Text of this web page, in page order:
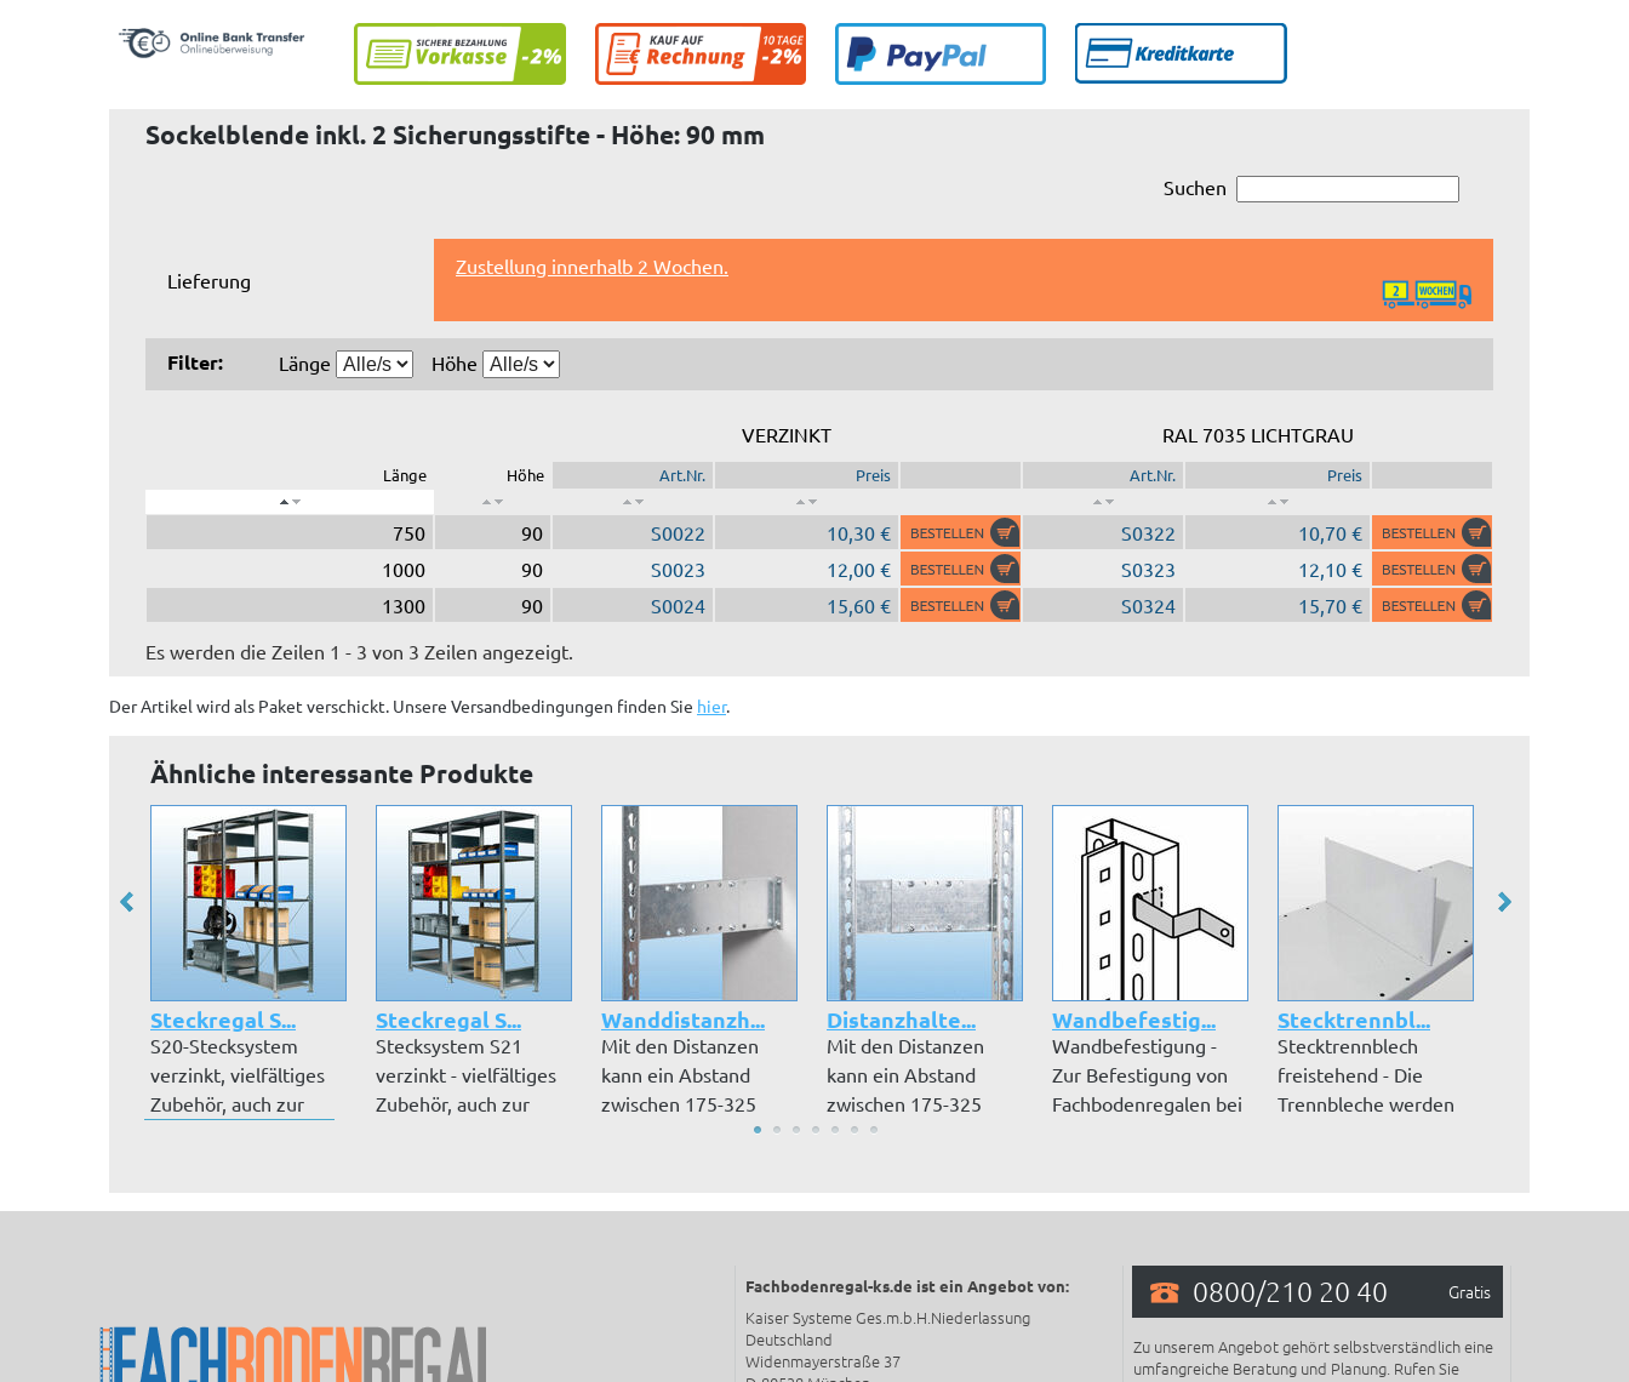
Sockelblende inkl. 2 Sicherungsstifte - Höhe: 90 mm
Suchen
Lieferung
Zustellung innerhalb 2 Wochen.
Filter: Länge Höhe
VERZINKT RAL 7035 LICHTGRAU
Länge Höhe Art.Nr. Preis Art.Nr. Preis
750 90 S0022 10,30 € S0322
10,70 €
1000
90 S0023 12,00 € S0323
12,10 €
1300
90 S0024 15,60 € S0324
15,70 €
Es werden die Zeilen 1 - 3 von 3 Zeilen angezeigt.
Der Artikel wirdals Paket verschickt. Unsere Versandbedingungen finden Sie hier.
Ähnliche interessante Produkte
Steckregal S...
S20-Stecksystem
verzinkt, vielfältiges
Zubehör, auch zur
Steckregal S...
Stecksystem S21
verzinkt - vielfältiges
Zubehör, auch zur
Wanddistanzh...
Mit den Distanzen
kann ein Abstand
zwischen 175-325
mm erreicht wer...
Distanzhalte...
Mit den Distanzen
kann ein Abstand
zwischen 175-325
mm erreicht wer...
Wandbefestig...
Wandbefestigung -
Zur Befestigung von
Fachbodenregalen bei
Stecktrennbl...
Stecktrennblech
freistehend - Die
Trennbleche werden
Fachbodenregal-ks.de ist ein Angebot von:
Kaiser Systeme Ges.m.b.H.Niederlassung
Deutschland
Widenmayerstraße 37
0800/210 20 40 Gratis
Zu unserem Angebot gehört selbstverständlich eine
umfangreiche Beratung und Planung. Rufen Sie